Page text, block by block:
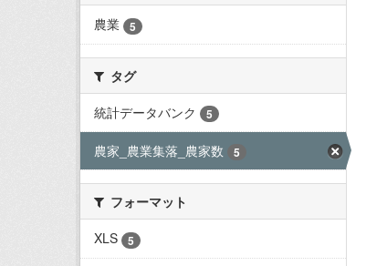
農業
5
タグ
統計データバンク
5
農家_農業集落_農家数 5
フォーマット
XLS
5